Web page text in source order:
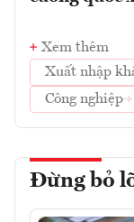
Xem thêm
Xuất nhập
Công nghiệp
Đừng bỏ